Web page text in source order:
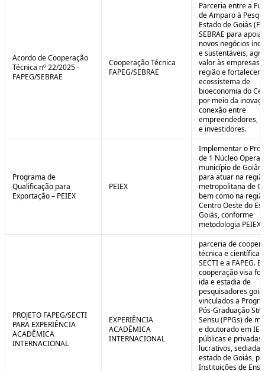
Acordo de Cooperação
Técnica nº 22/2025 -
FAPEG/SEBRAE
Cooperação Técnica
FAPEG/SEBRAE
Parceria entre a
de Amparo à
Estado de Goiás
SEBRAE para
novos negócios
e sustentáveis,
valor às empresas
região e fortalecer
ecossistema de
bioeconomia do
por meio da
conexão entre
empreendedores,
e investidores.
Programa de
Qualificação para
Exportação – PEIEX
PEIEX
Implementar o
de 1 Núcleo
município de
para atuar na
metropolitana de
bem como na
Centro Oeste do
Goiás, conforme
metodologia PEIEX.
PROJETO FAPEG/SECTI
PARA EXPERIÊNCIA
ACADÊMICA
INTERNACIONAL
EXPERIÊNCIA
ACADÊMICA
INTERNACIONAL
parceria de
técnica e científica
SECTI e a FAPEG.
cooperação visa
ida e estadia de
pesquisadores
vinculados a
Pós-Graduação
Sensu (PPGs) de
e doutorado em IES
públicas e privadas
lucrativos,
estado de Goiás,
Instituições de